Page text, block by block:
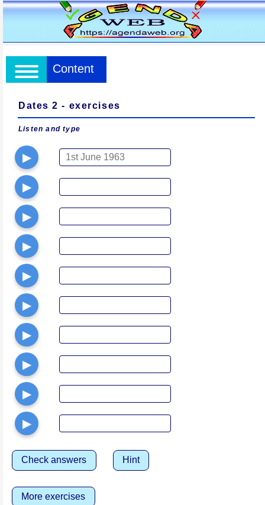
Content
Dates 2 - exercises
Listen and type
▶
▶
▶
▶
▶
▶
▶
▶
▶
▶
Check answers Hint
More exercises